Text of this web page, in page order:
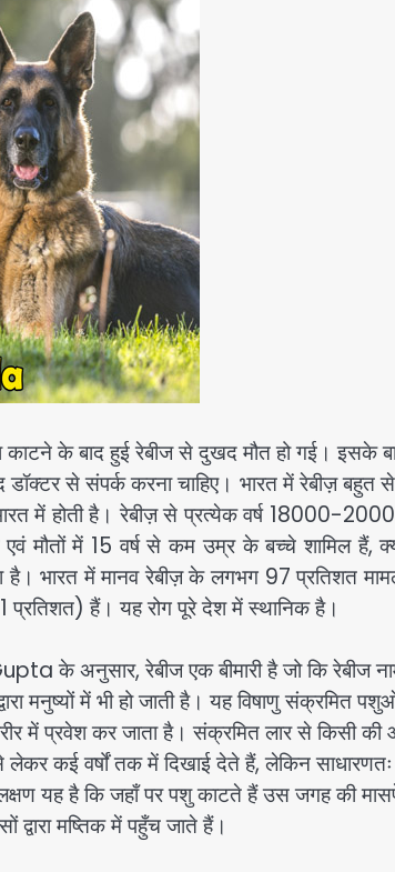
के बाद हुई रेबीज से दुखद मौत हो गई। इसके
से संपर्क करना चाहिए। भारत में रेबीज़
में होती है। रेबीज़ से प्रत्येक वर्ष 18000-
मौतों में 15 वर्ष से कम उम्र के बच्चे शामिल हैं,
है। भारत में मानव रेबीज़ के लगभग 97 प्रतिशत
प्रतिशत) हैं। यह रोग पूरे देश में स्थानिक है।
अनुसार, रेबीज एक बीमारी है जो कि रेबीज
मनुष्यों में भी हो जाती है। यह विषाणु संक्रमित
में प्रवेश कर जाता है। संक्रमित लार से किसी
लेकर कई वर्षों तक में दिखाई देते हैं, लेकिन
यह है कि जहाँ पर पशु काटते हैं उस जगह की
द्वारा मष्तिक में पहुँच जाते हैं।